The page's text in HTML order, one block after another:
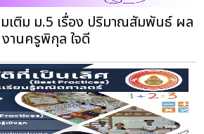
เติม ม.5 เรื่อง ปริมาณสัมพันธ์ ผล
งานครูพิกุล ใจดี